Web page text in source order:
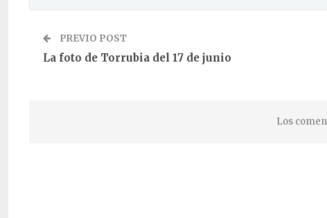
PREVIO POST
La foto de Torrubia del 17 de junio
Los